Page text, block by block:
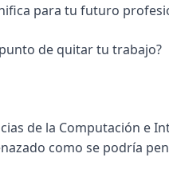
para tu futuro
de quitar tu trabajo?
de la Computación e
como se podría